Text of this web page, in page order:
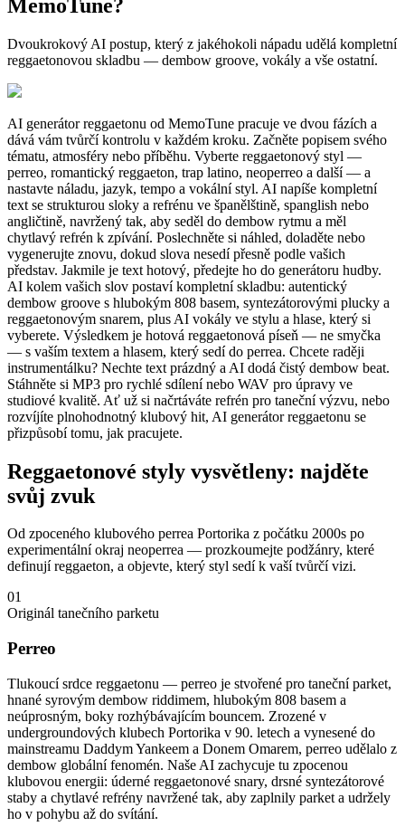
MemoTune?
Dvoukrokový AI postup, který z jakéhokoli nápadu udělá kompletní
reggaetonovou skladbu — dembow groove, vokály a vše ostatní.
AI generátor reggaetonu od MemoTune pracuje ve dvou fázích a
dává vám tvůrčí kontrolu v každém kroku. Začněte popisem svého
tématu, atmosféry nebo příběhu. Vyberte reggaetonový styl —
perreo, romantický reggaeton, trap latino, neoperreo a další — a
nastavte náladu, jazyk, tempo a vokální styl. AI napíše kompletní
text se strukturou sloky a refrénu ve španělštině, spanglish nebo
angličtině, navržený tak, aby seděl do dembow rytmu a měl
chytlavý refrén k zpívání. Poslechněte si náhled, doladěte nebo
vygenerujte znovu, dokud slova nesedí přesně podle vašich
představ. Jakmile je text hotový, předejte ho do generátoru hudby.
AI kolem vašich slov postaví kompletní skladbu: autentický
dembow groove s hlubokým 808 basem, syntezátorovými plucky a
reggaetonovým snarem, plus AI vokály ve stylu a hlase, který si
vyberete. Výsledkem je hotová reggaetonová píseň — ne smyčka
— s vaším textem a hlasem, který sedí do perrea. Chcete raději
instrumentálku? Nechte text prázdný a AI dodá čistý dembow beat.
Stáhněte si MP3 pro rychlé sdílení nebo WAV pro úpravy ve
studiové kvalitě. Ať už si načrtáváte refrén pro taneční výzvu, nebo
rozvíjíte plnohodnotný klubový hit, AI generátor reggaetonu se
přizpůsobí tomu, jak pracujete.
Reggaetonové styly vysvětleny: najděte
svůj zvuk
Od zpoceného klubového perrea Portorika z počátku 2000s po
experimentální okraj neoperrea — prozkoumejte podžánry, které
definují reggaeton, a objevte, který styl sedí k vaší tvůrčí vizi.
01
Originál tanečního parketu
Perreo
Tlukoucí srdce reggaetonu — perreo je stvořené pro taneční parket,
hnané syrovým dembow riddimem, hlubokým 808 basem a
neúprosným, boky rozhýbávajícím bouncem. Zrozené v
undergroundových klubech Portorika v 90. letech a vynesené do
mainstreamu Daddym Yankeem a Donem Omarem, perreo udělalo z
dembow globální fenomén. Naše AI zachycuje tu zpocenou
klubovou energii: úderné reggaetonové snary, drsné syntezátorové
staby a chytlavé refrény navržené tak, aby zaplnily parket a udržely
ho v pohybu až do svítání.